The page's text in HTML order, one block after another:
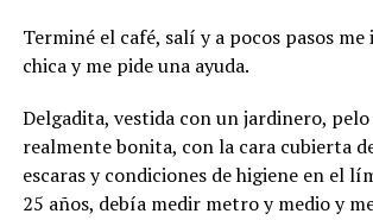
Terminé el café, salí y a pocos pasos
chica y me pide una ayuda.
Delgadita, vestida con un jardinero,
realmente bonita, con la cara cubierta
escaras y condiciones de higiene en el
25 años, debía medir metro y medio y